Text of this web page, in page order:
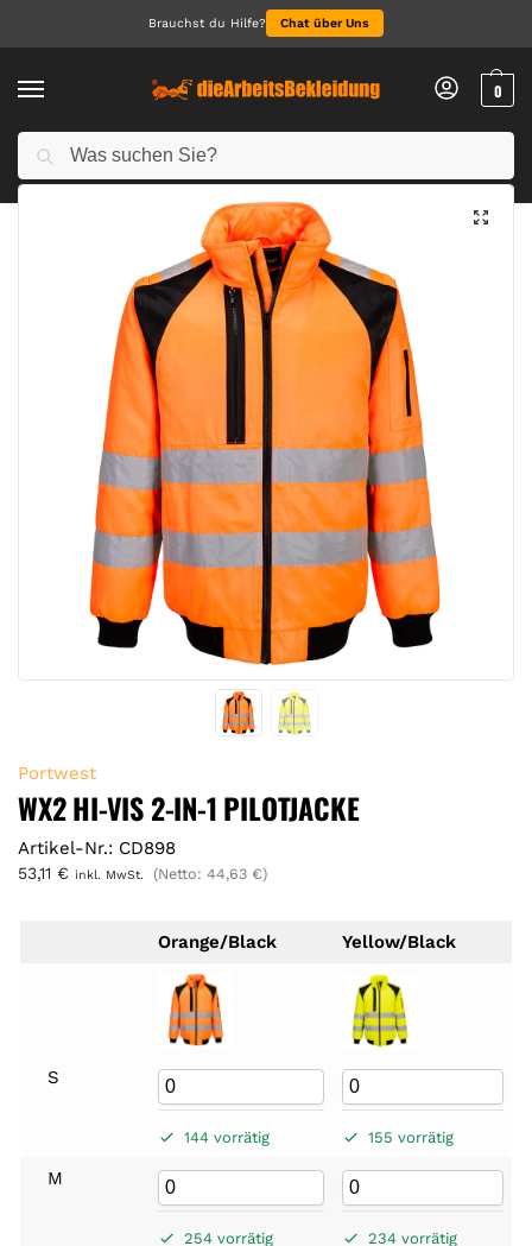
Brauchst du Hilfe? Chat über Uns
0
Start Alle Jacken / Jacken /
Portwest
WX2 HI-VIS 2-IN-1 PILOTJACKE
Artikel-Nr.: CD898
53,11 € inkl. MwSt. (Netto: 44,63 €)
Orange/Black Yellow/Black
S
144 vorrätig 155 vorrätig
M
254 vorrätig 234 vorrätig